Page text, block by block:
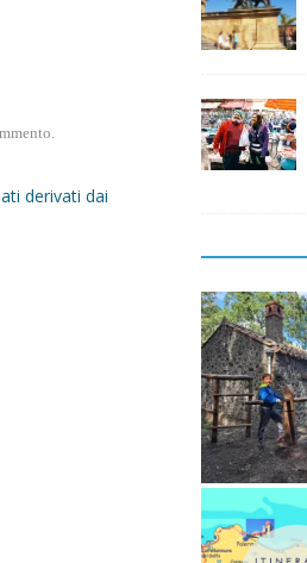
derivati dai